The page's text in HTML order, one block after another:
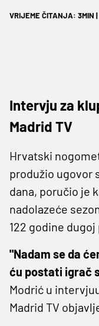
VRIJEME ČITANJA: 3MIN
Intervju za
Madrid TV
Hrvatski
produžio ugovor
dana, poručio je
nadolazeće
122 godine
"Nadam se da
ću postati igrač
Modrić u
Madrid TV